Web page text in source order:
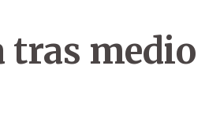
tras medio